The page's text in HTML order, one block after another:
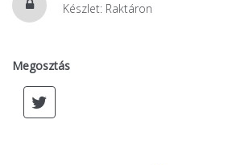
Készlet: Raktáron
Megosztás